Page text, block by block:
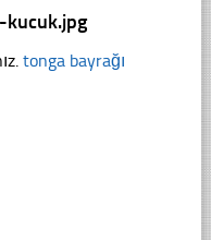
kucuk.jpg
tonga bayrağı